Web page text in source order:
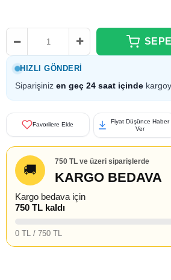
HIZLI GÖNDERI
Siparişiniz en geç 24 saat içinde
Favorilere Ekle
Fiyat Düşünce Haber
Ver
🚚
750 TL ve üzeri siparişlerde
KARGO BEDAVA
Kargo bedava için
750 TL kaldı
0 TL / 750 TL